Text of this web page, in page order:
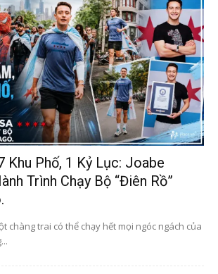
Khu Phố, 1 Kỷ Lục: Joabe
Trình Chạy Bộ “điên Rồ”
chàng trai có thể chạy hết mọi ngóc ngách của